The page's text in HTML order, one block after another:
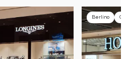
Berlino